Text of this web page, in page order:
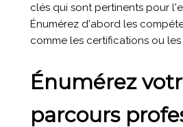
clés qui sont pertinents pour
Énumérez d'abord les
comme les certifications ou les
Énumérez
parcours